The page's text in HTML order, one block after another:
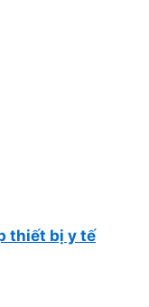
thiết bị y tế